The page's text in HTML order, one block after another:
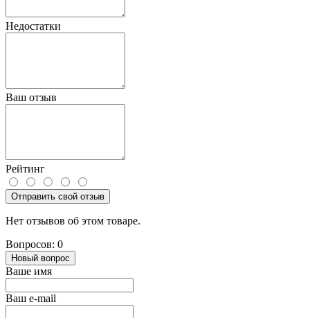
Недостатки
Ваш отзыв
Рейтинг
Отправить свой отзыв
Нет отзывов об этом товаре.
Вопросов: 0
Новый вопрос
Ваше имя
Ваш e-mail